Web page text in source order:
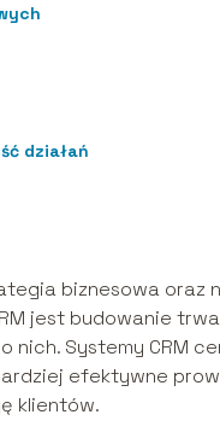
działań
biznesowa
jest budowanie
Systemy CRM
efektywne
klientów.